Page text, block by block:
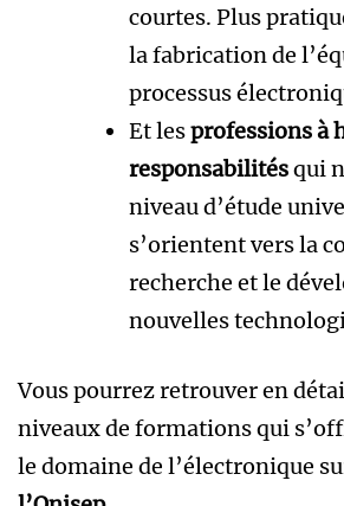
courtes. Plus
la fabrication de
processus
Et lesprofessions à
responsabilitésqui
niveau d’étude
s’orientent vers la
recherche et le
nouvelles
Vous pourrez retrouver en
niveaux de formations qui
le domaine de l’électronique